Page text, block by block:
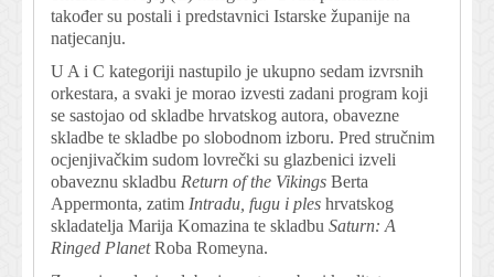
također su postali i predstavnici Istarske županije na
natjecanju.
U A i C kategoriji nastupilo je ukupno sedam izvrsnih
orkestara, a svaki je morao izvesti zadani program koji
se sastojao od skladbe hrvatskog autora, obavezne
skladbe te skladbe po slobodnom izboru. Pred stručnim
ocjenjivačkim sudom lovrečki su glazbenici izveli
obaveznu skladbu Return of the Vikings Berta
Appermonta, zatim Intradu, fugu i ples hrvatskog
skladatelja Marija Komazina te skladbu Saturn: A
Ringed PlanetRoba Romeyna.